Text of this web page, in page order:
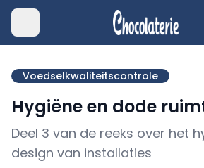
Voedselkwaliteitscontrole
Hygiëne en dode
Deel 3 van de reeks over het
design van installaties